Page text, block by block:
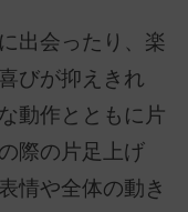
出会ったり、楽
びが抑えきれ
動作とともに片
際の片足上げ
情や全体の動き